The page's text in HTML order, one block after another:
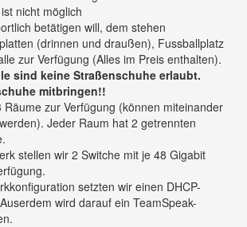
nicht möglich
betätigen will, dem stehen
(drinnen und draußen), Fussballplatz
zur Verfügung (Alles im Preis enthalten).
sind keine Straßenschuhe erlaubt.
mitbringen!!
Räume zur Verfügung (können miteinander
Jeder Raum hat 2 getrennten
stellen wir 2 Switche mit je 48 Gigabit
setzten wir einen DHCP-
wird darauf ein TeamSpeak-